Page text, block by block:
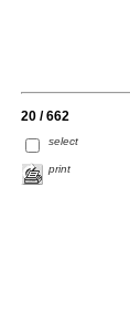
20 / 662
select
print